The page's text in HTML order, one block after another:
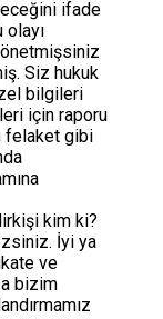
ifade
olayı
Siz hukuk
bilgileri
için raporu
felaket gibi
kim ki?
İyi ya
ve
bizim